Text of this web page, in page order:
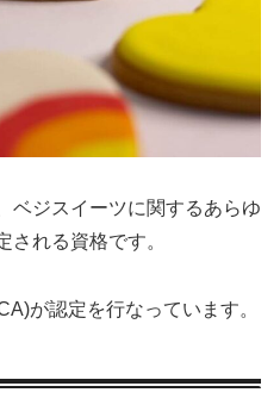
ベジスイーツに関するあらゆ
される資格です。
が認定を行なっています。